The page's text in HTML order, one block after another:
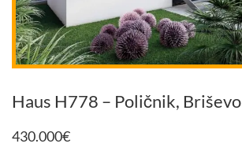
Haus H778 – Poličnik, Briševo
430.000€